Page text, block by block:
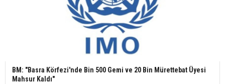
BM: "Basra Körfezi'nde Bin 500 Gemi ve 20 Bin Mürettebat Üyesi
Mahsur Kaldı"